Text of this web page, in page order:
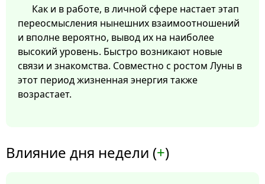
Как и в работе, в личной сфере настает этап
переосмысления нынешних взаимоотношений
и вполне вероятно, вывод их на наиболее
высокий уровень. Быстро возникают новые
связи и знакомства. Совместно с ростом Луны в
этот период жизненная энергия также
возрастает.
Влияние дня недели (+)